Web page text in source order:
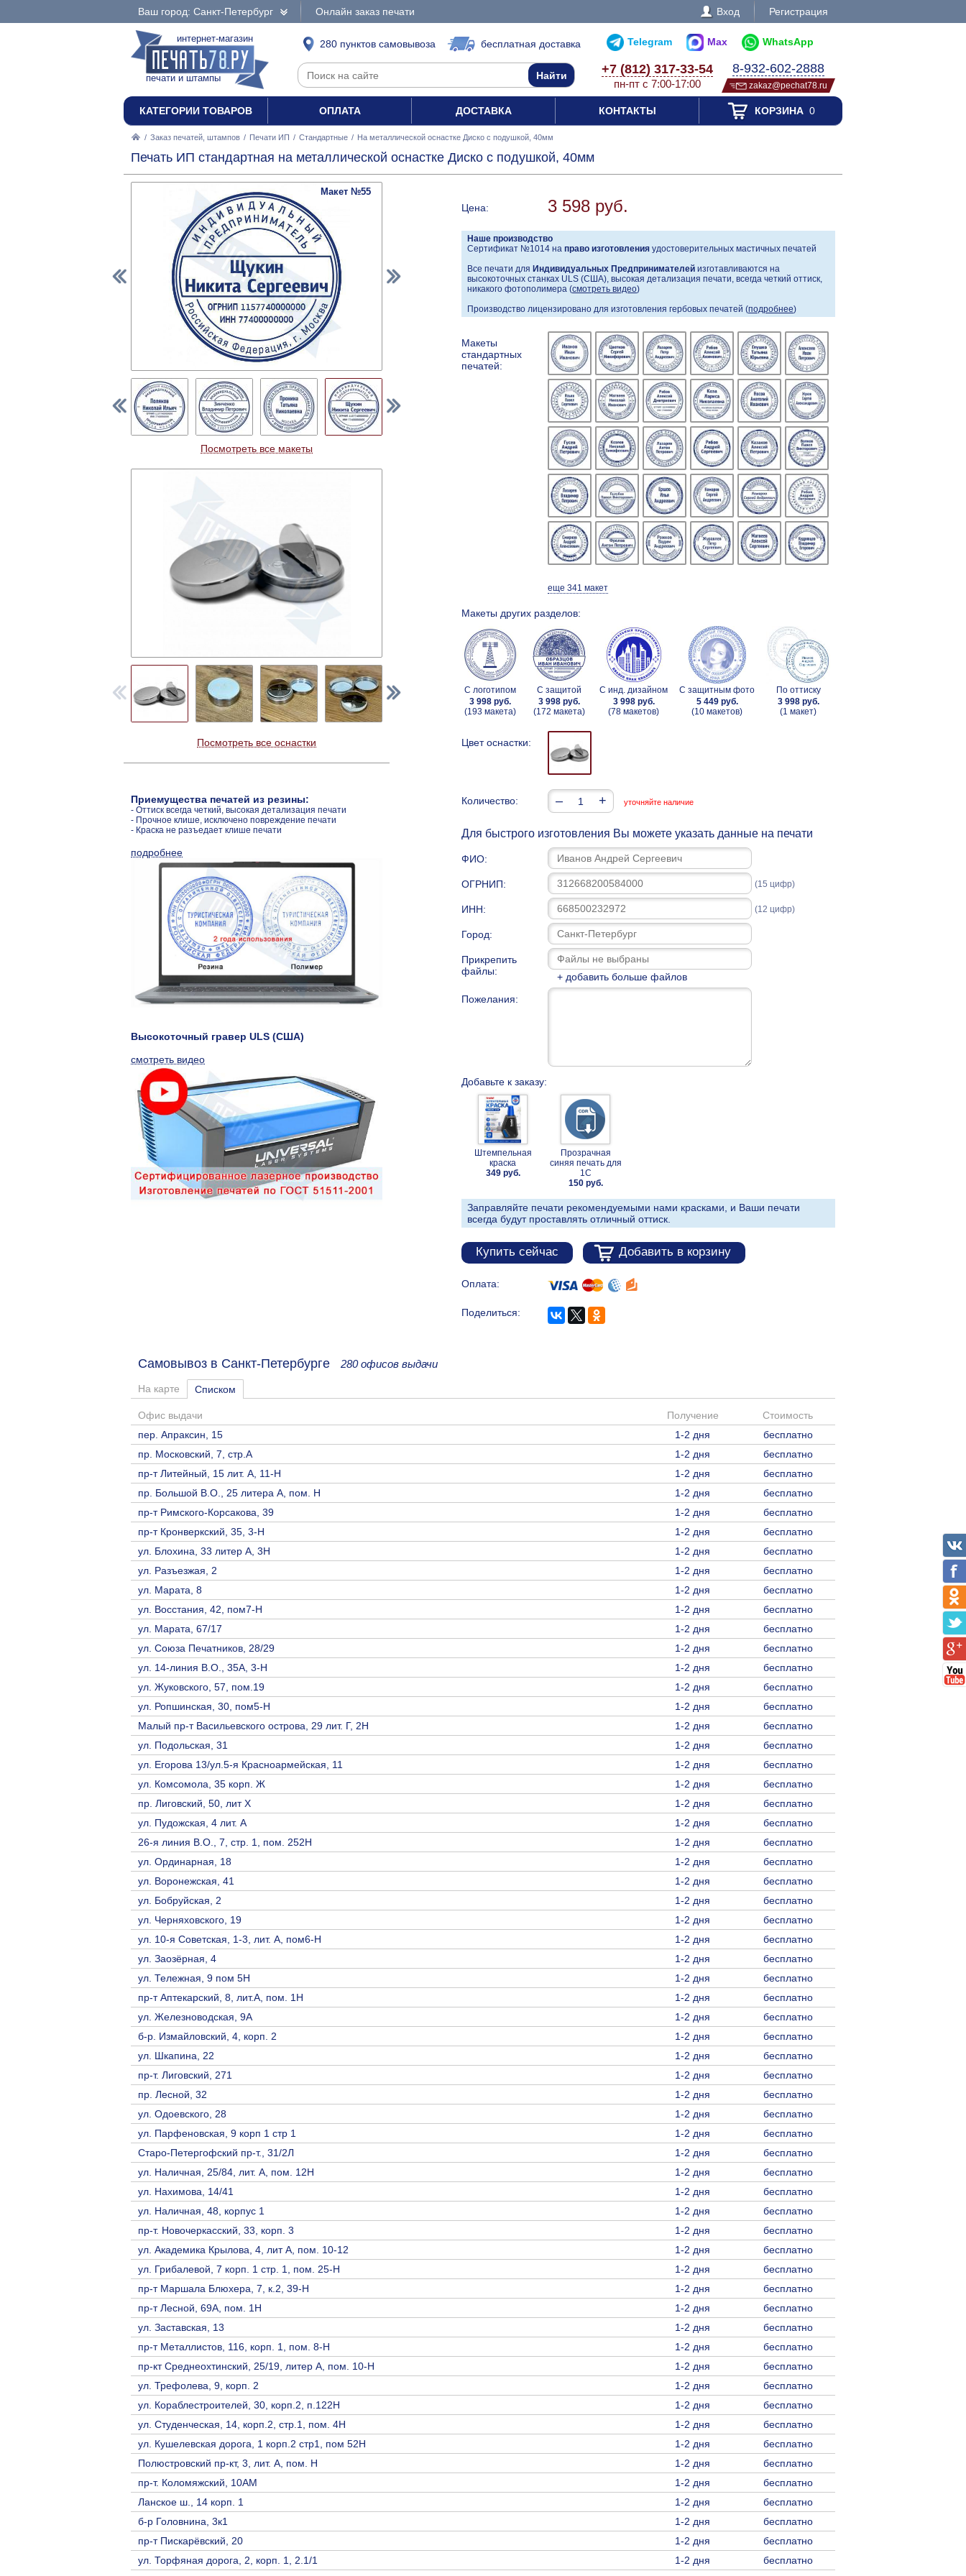
Ваш город: Санкт-Петербург Онлайн заказ печати Вход Регистрация
интернет-магазин
печати и штампы
280 пунктов самовывоза бесплатная доставка Telegram Max WhatsApp
+7 (812) 317-33-54
пн-пт с 7:00-17:00
8-932-602-2888
zakaz@pechat78.ru
КАТЕГОРИИ ТОВАРОВ ОПЛАТА ДОСТАВКА КОНТАКТЫ КОРЗИНА0
/ Заказ печатей, штампов / Печати ИП / Стандартные / На металлической оснастке Диско с подушкой, 40мм
Печать ИП стандартная на металлической оснастке Диско с подушкой, 40мм
Цена: 3 598 руб.
Наше производство
Сертификат №1014 на право изготовления удостоверительных мастичных печатей
Все печати для Индивидуальных Предпринимателей изготавливаются на
высокоточных станках ULS (США), высокая детализация печати, всегда четкий оттиск,
никакого фотополимера (смотреть видео)
Производство лицензировано для изготовления гербовых печатей (подробнее)
Макеты
стандартных
печатей:
еще 341 макет
Макеты других разделов:
С логотипом
3 998 руб.
(193 макета)
С защитой
3 998 руб.
(172 макета)
С инд. дизайном
3 998 руб.
(78 макетов)
С защитным фото
5 449 руб.
(10 макетов)
По оттиску
3 998 руб.
(1 макет)
Цвет оснастки:
Количество: – + уточняйте наличие
Для быстрого изготовления Вы можете указать данные на печати
ФИО:
ОГРНИП: (15 цифр)
ИНН: (12 цифр)
Город:
Прикрепить
файлы:
+ добавить больше файлов
Пожелания:
Добавьте к заказу:
Штемпельная
краска
349 руб.
Прозрачная
синяя печать для
1С
150 руб.
Заправляйте печати рекомендуемыми нами красками, и Ваши печати
всегда будут проставлять отличный оттиск.
Купить сейчас Добавить в корзину
Оплата:
Поделиться:
Макет №55
Посмотреть все макеты
Посмотреть все оснастки
Приемущества печатей из резины:
- Оттиск всегда четкий, высокая детализация печати
- Прочное клише, исключено повреждение печати
- Краска не разъедает клише печати
подробнее
Высокоточный гравер ULS (США)
смотреть видео
Самовывоз в Санкт-Петербурге 280 офисов выдачи
На карте Списком
Офис выдачи Получение
Стоимость
пер. Апраксин, 15
1-2 дня
бесплатно
пр. Московский, 7, стр.А
1-2 дня
бесплатно
пр-т Литейный, 15 лит. А, 11-Н
1-2 дня
бесплатно
пр. Большой В.О., 25 литера А, пом. Н
1-2 дня
бесплатно
пр-т Римского-Корсакова, 39
1-2 дня
бесплатно
пр-т Кронверкский, 35, 3-Н
1-2 дня
бесплатно
ул. Блохина, 33 литер А, 3Н
1-2 дня
бесплатно
ул. Разъезжая, 2
1-2 дня
бесплатно
ул. Марата, 8
1-2 дня
бесплатно
ул. Восстания, 42, пом7-Н
1-2 дня
бесплатно
ул. Марата, 67/17
1-2 дня
бесплатно
ул. Союза Печатников, 28/29
1-2 дня
бесплатно
ул. 14-линия В.О., 35А, 3-Н
1-2 дня
бесплатно
ул. Жуковского, 57, пом.19
1-2 дня
бесплатно
ул. Ропшинская, 30, пом5-Н
1-2 дня
бесплатно
Малый пр-т Васильевского острова, 29 лит. Г, 2Н
1-2 дня
бесплатно
ул. Подольская, 31
1-2 дня
бесплатно
ул. Егорова 13/ул.5-я Красноармейская, 11
1-2 дня
бесплатно
ул. Комсомола, 35 корп. Ж
1-2 дня
бесплатно
пр. Лиговский, 50, лит Х
1-2 дня
бесплатно
ул. Пудожская, 4 лит. А
1-2 дня
бесплатно
26-я линия В.О., 7, стр. 1, пом. 252Н
1-2 дня
бесплатно
ул. Ординарная, 18
1-2 дня
бесплатно
ул. Воронежская, 41
1-2 дня
бесплатно
ул. Бобруйская, 2
1-2 дня
бесплатно
ул. Черняховского, 19
1-2 дня
бесплатно
ул. 10-я Советская, 1-3, лит. А, пом6-Н
1-2 дня
бесплатно
ул. Заозёрная, 4
1-2 дня
бесплатно
ул. Тележная, 9 пом 5Н
1-2 дня
бесплатно
пр-т Аптекарский, 8, лит.А, пом. 1Н
1-2 дня
бесплатно
ул. Железноводская, 9А
1-2 дня
бесплатно
б-р. Измайловский, 4, корп. 2
1-2 дня
бесплатно
ул. Шкапина, 22
1-2 дня
бесплатно
пр-т. Лиговский, 271
1-2 дня
бесплатно
пр. Лесной, 32
1-2 дня
бесплатно
ул. Одоевского, 28
1-2 дня
бесплатно
ул. Парфеновская, 9 корп 1 стр 1
1-2 дня
бесплатно
Старо-Петергофский пр-т., 31/2Л
1-2 дня
бесплатно
ул. Наличная, 25/84, лит. А, пом. 12Н
1-2 дня
бесплатно
ул. Нахимова, 14/41
1-2 дня
бесплатно
ул. Наличная, 48, корпус 1
1-2 дня
бесплатно
пр-т. Новочеркасский, 33, корп. 3
1-2 дня
бесплатно
ул. Академика Крылова, 4, лит А, пом. 10-12
1-2 дня
бесплатно
ул. Грибалевой, 7 корп. 1 стр. 1, пом. 25-Н
1-2 дня
бесплатно
пр-т Маршала Блюхера, 7, к.2, 39-Н
1-2 дня
бесплатно
пр-т Лесной, 69А, пом. 1Н
1-2 дня
бесплатно
ул. Заставская, 13
1-2 дня
бесплатно
пр-т Металлистов, 116, корп. 1, пом. 8-Н
1-2 дня
бесплатно
пр-кт Среднеохтинский, 25/19, литер А, пом. 10-Н
1-2 дня
бесплатно
ул. Трефолева, 9, корп. 2
1-2 дня
бесплатно
ул. Кораблестроителей, 30, корп.2, п.122Н
1-2 дня
бесплатно
ул. Студенческая, 14, корп.2, стр.1, пом. 4Н
1-2 дня
бесплатно
ул. Кушелевская дорога, 1 корп.2 стр1, пом 52Н
1-2 дня
бесплатно
Полюстровский пр-кт, 3, лит. А, пом. Н
1-2 дня
бесплатно
пр-т. Коломяжский, 10АМ
1-2 дня
бесплатно
Ланское ш., 14 корп. 1
1-2 дня
бесплатно
б-р Головнина, 3к1
1-2 дня
бесплатно
пр-т Пискарёвский, 20
1-2 дня
бесплатно
ул. Торфяная дорога, 2, корп. 1, 2.1/1
1-2 дня
бесплатно